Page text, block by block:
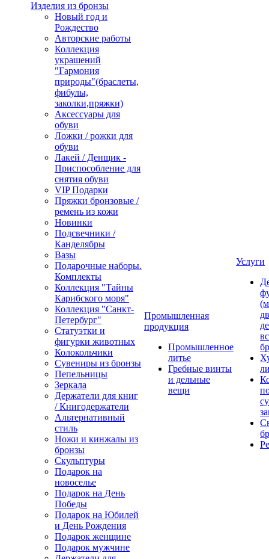
Изделия из бронзы
Новый год и
Рождество
Авторские работы
Коллекция
украшений
"Гармония
природы"(браслеты,
фибулы,
заколки,пряжки)
Аксессуары для
обуви
Ложки / рожки для
обуви
Лакей / Денщик -
Приспособление для
снятия обуви
VIP Подарки
Пряжки бронзовые /
ремень из кожи
Новинки
Подсвечники /
Канделябры
Вазы
Подарочные наборы.
Комплекты
Коллекция "Тайны
Карибского моря"
Коллекция "Санкт-
Петербург"
Статуэтки и
фигурки животных
Колокольчики
Сувениры из бронзы
Пепельницы
Зеркала
Держатели для книг
/ Книгодержатели
Альтернативный
стиль
Ножи и кинжалы из
бронзы
Скульптуры
Подарок на
новоселье
Подарок на День
Победы
Подарок на Юбилей
и День Рождения
Подарок женщине
Подарок мужчине
Промышленная
продукция
Промышленное
литье
Гребные винты
и дельные
вещи
Услуги